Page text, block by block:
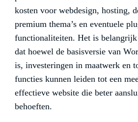
kosten voor webdesign, hosting,
premium thema’s en eventuele
functionaliteiten. Het is
dat hoewel de basisversie van
is, investeringen in maatwerk en
functies kunnen leiden tot een
effectieve website die beter
behoeften.